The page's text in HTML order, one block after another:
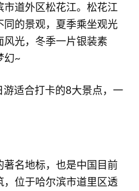
道外区松花江。松花江
的景观，夏季乘坐观光
光，冬季一片银装素
幻~
名地标，也是中国目前
位于哈尔滨市道里区透